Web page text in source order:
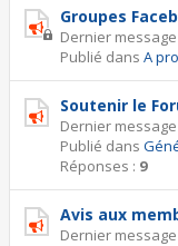
Groupes
Dernier
Publié dans A
Soutenir le
Dernier
Publié dans
Réponses : 9
Avis aux
Dernier